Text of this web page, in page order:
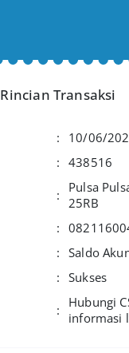
Rincian Transaksi
:
10/06/
: 438516
:
Pulsa
25RB
:
:
Saldo
: Sukses
:
Hubungi
informasi